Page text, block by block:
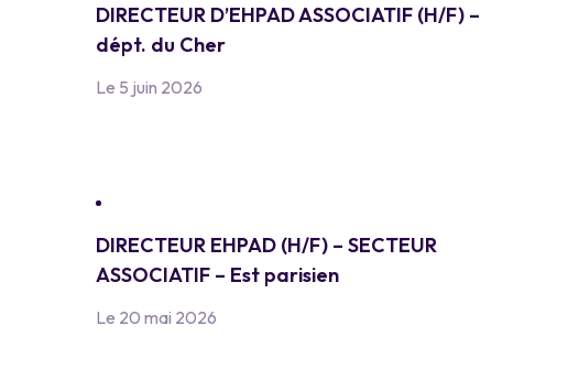
DIRECTEUR D’EHPAD ASSOCIATIF (H/F) –
dépt. du Cher
Le 5 juin 2026
DIRECTEUR EHPAD (H/F) – SECTEUR
ASSOCIATIF – Est parisien
Le 20 mai 2026